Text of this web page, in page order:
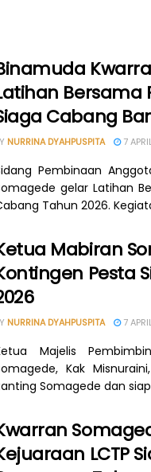
Bersama
Cabang
NURRINA DYAHPUSPITA 7
Pembinaan
gelar Latihan
Tahun 2026.
Mabiran
Pesta
NURRINA DYAHPUSPITA 7
Majelis
Kak
Somagede dan
LCTP